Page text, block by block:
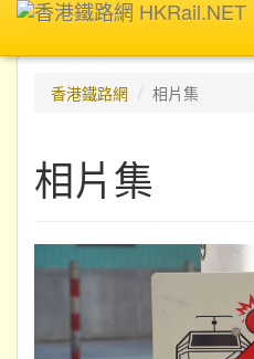
香港鐵路網
相片集
相片集